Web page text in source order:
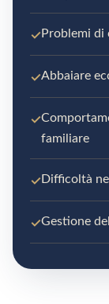
✓Problemi di
✓Abbaiare
✓
familiare
✓Difficoltà
✓Gestione